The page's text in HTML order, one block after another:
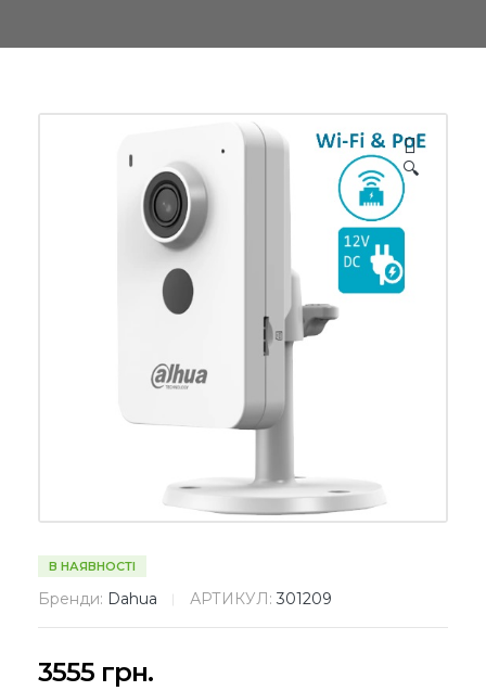
🔍
В НАЯВНОСТІ
Бренди: Dahua АРТИКУЛ: 301209
3555 грн.